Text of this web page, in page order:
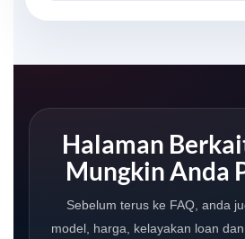
Halaman
Mungkin Anda
Sebelum terus ke FAQ, anda
model, harga, kelayakan loan